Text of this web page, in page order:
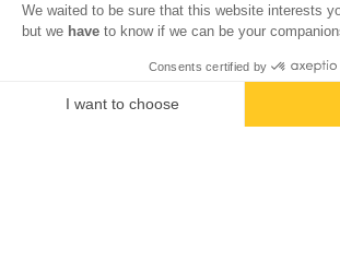
We waited to be sure that this website interests
but we have to know if we can be your
Consents certified by
I want to choose